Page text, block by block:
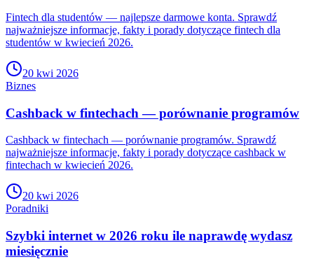
Fintech dla studentów — najlepsze darmowe konta. Sprawdź
najważniejsze informacje, fakty i porady dotyczące fintech dla
studentów w kwiecień 2026.
20 kwi 2026
Biznes
Cashback w fintechach — porównanie programów
Cashback w fintechach — porównanie programów. Sprawdź
najważniejsze informacje, fakty i porady dotyczące cashback w
fintechach w kwiecień 2026.
20 kwi 2026
Poradniki
Szybki internet w 2026 roku ile naprawdę wydasz
miesięcznie